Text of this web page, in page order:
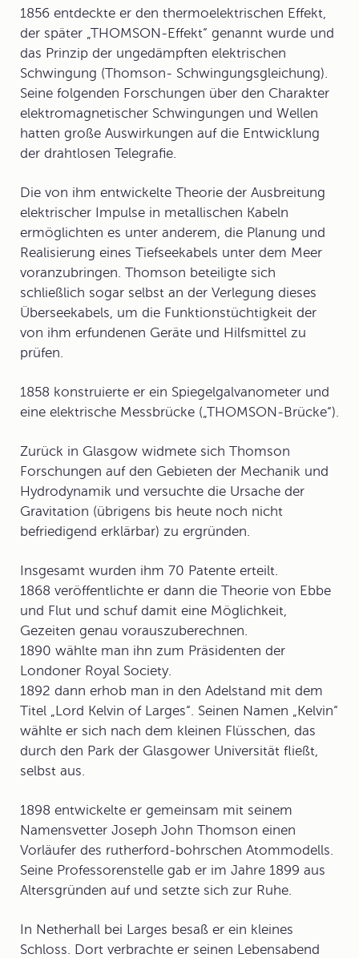
1856 entdeckte er den thermoelektrischen Effekt,
der später „THOMSON-Effekt“ genannt wurde und
das Prinzip der ungedämpften elektrischen
Schwingung (Thomson- Schwingungsgleichung).
Seine folgenden Forschungen über den Charakter
elektromagnetischer Schwingungen und Wellen
hatten große Auswirkungen auf die Entwicklung
der drahtlosen Telegrafie.
Die von ihm entwickelte Theorie der Ausbreitung
elektrischer Impulse in metallischen Kabeln
ermöglichten es unter anderem, die Planung und
Realisierung eines Tiefseekabels unter dem Meer
voranzubringen. Thomson beteiligte sich
schließlich sogar selbst an der Verlegung dieses
Überseekabels, um die Funktionstüchtigkeit der
von ihm erfundenen Geräte und Hilfsmittel zu
prüfen.
1858 konstruierte er ein Spiegelgalvanometer und
eine elektrische Messbrücke („THOMSON-Brücke“).
Zurück in Glasgow widmete sich Thomson
Forschungen auf den Gebieten der Mechanik und
Hydrodynamik und versuchte die Ursache der
Gravitation (übrigens bis heute noch nicht
befriedigend erklärbar) zu ergründen.
Insgesamt wurden ihm 70 Patente erteilt.
1868 veröffentlichte er dann die Theorie von Ebbe
und Flut und schuf damit eine Möglichkeit,
Gezeiten genau vorauszuberechnen.
1890 wählte man ihn zum Präsidenten der
Londoner Royal Society.
1892 dann erhob man in den Adelstand mit dem
Titel „Lord Kelvin of Larges“. Seinen Namen „Kelvin“
wählte er sich nach dem kleinen Flüsschen, das
durch den Park der Glasgower Universität fließt,
selbst aus.
1898 entwickelte er gemeinsam mit seinem
Namensvetter Joseph John Thomson einen
Vorläufer des rutherford-bohrschen Atommodells.
Seine Professorenstelle gab er im Jahre 1899 aus
Altersgründen auf und setzte sich zur Ruhe.
In Netherhall bei Larges besaß er ein kleines
Schloss. Dort verbrachte er seinen Lebensabend